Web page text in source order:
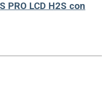
PRO LCD H2S con